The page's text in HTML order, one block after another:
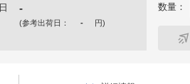
-
(参考出荷日： - 円)
数量：